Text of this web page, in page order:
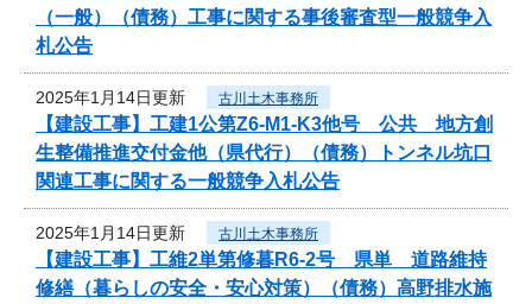
（一般）（債務）工事に関する事後審査型一般競争入
札公告
2025年1月14日更新 古川土木事務所
【建設工事】工建1公第Z6-M1-K3他号 公共 地方創
生整備推進交付金他（県代行）（債務）トンネル坑口
関連工事に関する一般競争入札公告
2025年1月14日更新 古川土木事務所
【建設工事】工維2単第修暮R6-2号 県単 道路維持
修繕（暮らしの安全・安心対策）（債務）高野排水施